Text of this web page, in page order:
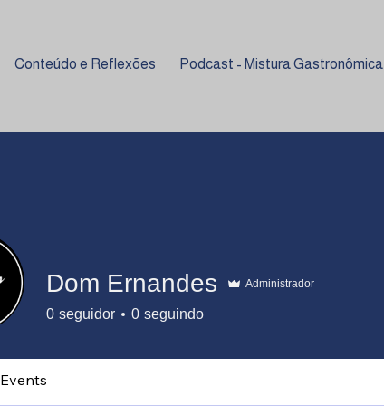
Conteúdo e Reflexões Podcast - Mistura Gastronômica
Dom Ernandes Administrador
0 seguidor 0 seguindo
Events